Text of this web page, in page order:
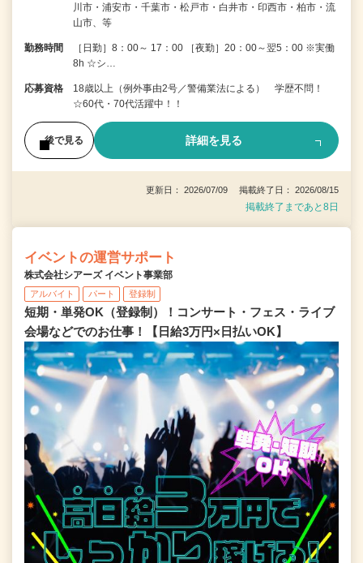
川市・浦安市・千葉市・松戸市・白井市・印西市・柏市・流
山市、等
勤務時間
［日勤］8：00～ 17：00 ［夜勤］20：00～翌5：00 ※実働
8h ☆シ…
応募資格
18歳以上（例外事由2号／警備業法による） 学歴不問！
☆60代・70代活躍中！！
後で見る 詳細を見る
更新日： 2026/07/09 掲載終了日： 2026/08/15
掲載終了まであと8日
イベントの運営サポート
株式会社シアーズ イベント事業部
アルバイト パート 登録制
短期・単発OK（登録制）！コンサート・フェス・ライブ
会場などでのお仕事！【日給3万円×日払いOK】